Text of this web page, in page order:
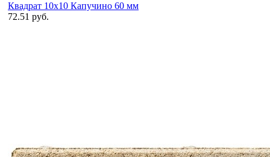
Квадрат 10х10 Капучино 60 мм
72.51 руб.